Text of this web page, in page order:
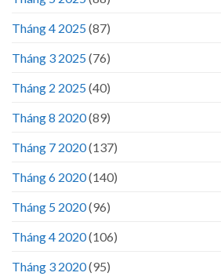
Tháng 4 2025(87)
Tháng 3 2025(76)
Tháng 2 2025(40)
Tháng 8 2020(89)
Tháng 7 2020(137)
Tháng 6 2020(140)
Tháng 5 2020(96)
Tháng 4 2020(106)
Tháng 3 2020(95)